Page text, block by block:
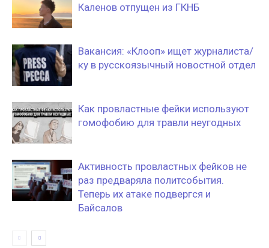
Каленов отпущен из ГКНБ
Вакансия: «Клооп» ищет журналиста/
ку в русскоязычный новостной отдел
Как провластные фейки используют
гомофобию для травли неугодных
Активность провластных фейков не
раз предваряла политсобытия.
Теперь их атаке подвергся и
Байсалов